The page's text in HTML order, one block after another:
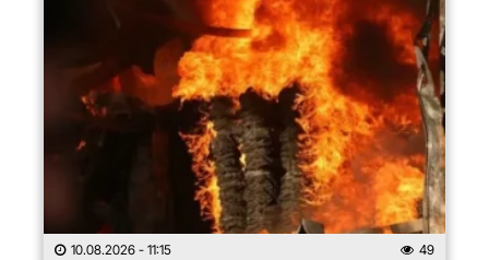
10.08.2026 - 11:15 49